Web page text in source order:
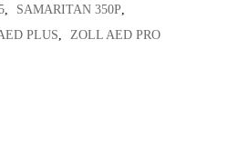
, SAMARITAN 350P
PLUS ZOLL AED PRO